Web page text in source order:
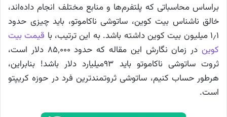
براساس محاسباتی که پلتفرم‌ها و منابع مختلف انجام داده‌اند،
خالق ناشناس بیت کوین، ساتوشی ناکاموتو، باید چیزی حدود
۱٫۱ میلیون بیت کوین داشته باشد. به این ترتیب، با
قیمت بیت
کوین
در زمان نگارش این مقاله که حدود ۸۵٬۰۰۰ دلار است،
ثروت ساتوشی ناکاموتو باید ۹۳میلیارد دلار باشد! بنابراین،
هرطور حساب کنیم، ساتوشی ثروتمندترین فرد در حوزه کریپتو
است.